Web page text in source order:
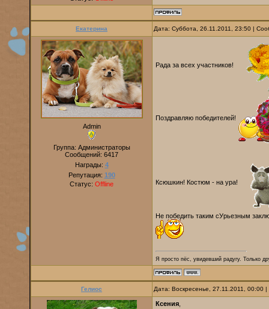
Екатерина Дата: Суббота, 26.11.2011, 23:50 |
Admin
Группа: Администраторы
Сообщений: 6417
Награды: 4
Репутация: 190
Статус: Offline
Рада за всех участников!
Поздравляю победителей!
Ксюшкин! Костюм - на ура!
Не победить таким сУрьезным
Я просто пёс, увидевший радугу. Только
Гелиос Дата: Воскресенье, 27.11.2011,
Ксения